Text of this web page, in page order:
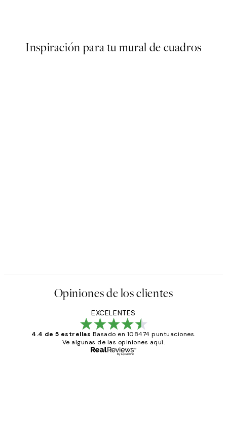
Inspiración para tu mural de cuadros
Opiniones de los clientes
EXCELENTES
4.4 de 5 estrellas Basado en 108474 puntuaciones.
Ve algunas de las opiniones aquí.